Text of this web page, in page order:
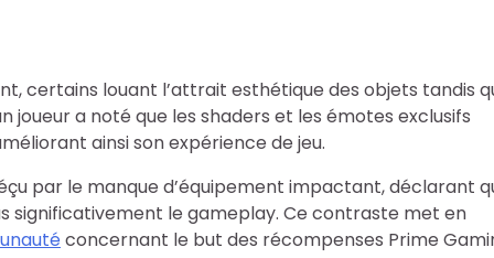
certains louant l’attrait esthétique des objets tandis
joueur a noté que les shaders et les émotes exclusifs
ainsi son expérience de jeu.
par le manque d’équipement impactant, déclarant
significativement le gameplay. Ce contraste met en
concernant le but des récompenses Prime